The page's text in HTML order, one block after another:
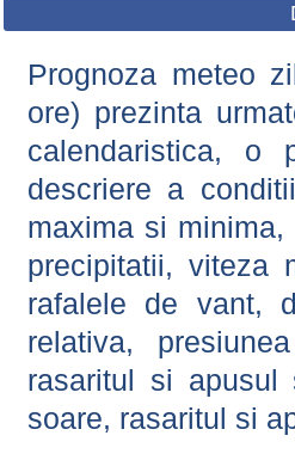
Prognoza meteo
ore) prezinta
calendaristica, o
descriere a
maxima si
precipitatii, viteza
rafalele de vant,
relativa,
rasaritul si apusul
soare, rasaritul si